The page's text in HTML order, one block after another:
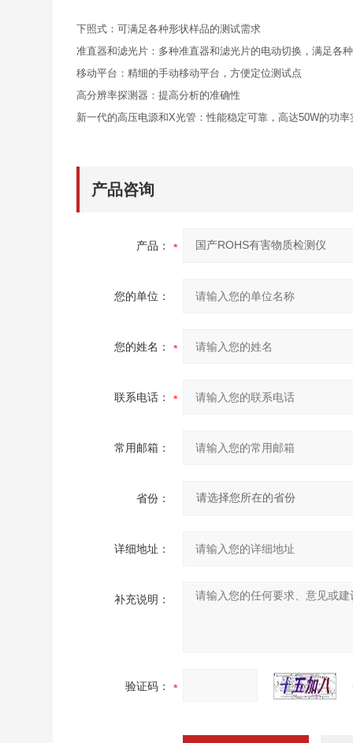
下照式：可满足各种形状样品的测试需求
准直器和滤光片：多种准直器和滤光片的电动切换，满足各
移动平台：精细的手动移动平台，方便定位测试点
高分辨率探测器：提高分析的准确性
新一代的高压电源和X光管：性能稳定可靠，高达50W的功
产品咨询
产品：
您的单位：
您的姓名：
联系电话：
常用邮箱：
省份：
详细地址：
补充说明：
验证码：